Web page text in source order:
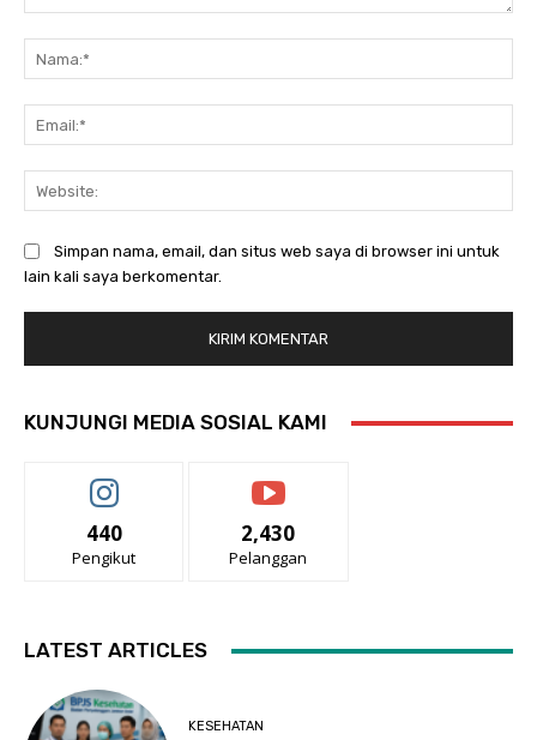
Simpan nama, email, dan situs web saya di browser ini untuk
lain kali saya berkomentar.
KUNJUNGI MEDIA SOSIAL KAMI
440
Pengikut
2,430
Pelanggan
LATEST ARTICLES
KESEHATAN